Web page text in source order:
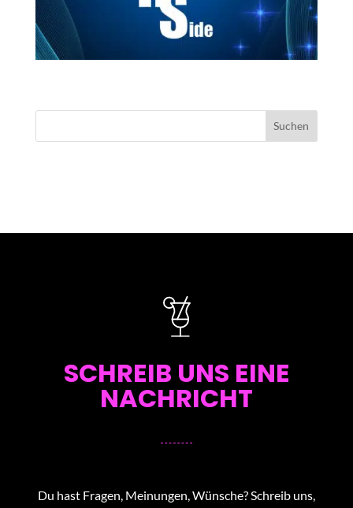
SCHREIB UNS EINE
NACHRICHT
Du hast Fragen, Meinungen, Wünsche? Schreib uns,